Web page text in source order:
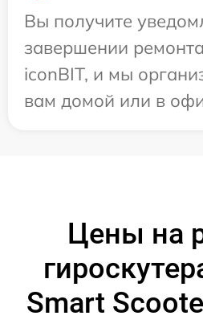
Вы получите
завершении
iconBIT, и мы
вам домой или в
Цены на
Smart